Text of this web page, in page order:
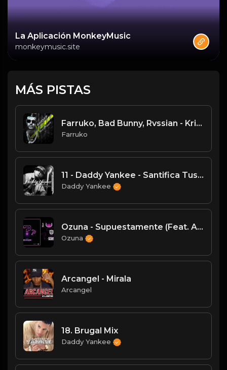
La Aplicación MonkeyMusic
monkeymusic.site
MÁS PISTAS
Farruko, Bad Bunny, Rvssian - Krippy Kush (Official Video)
Farruko
11 - Daddy Yankee - Santifica Tus Escapularios
Daddy Yankee
Ozuna - Supuestamente (Feat. Anuel AA) (Audio Oficial)
Ozuna
Arcangel - Mirala
Arcangel
18. Brugal Mix
Daddy Yankee